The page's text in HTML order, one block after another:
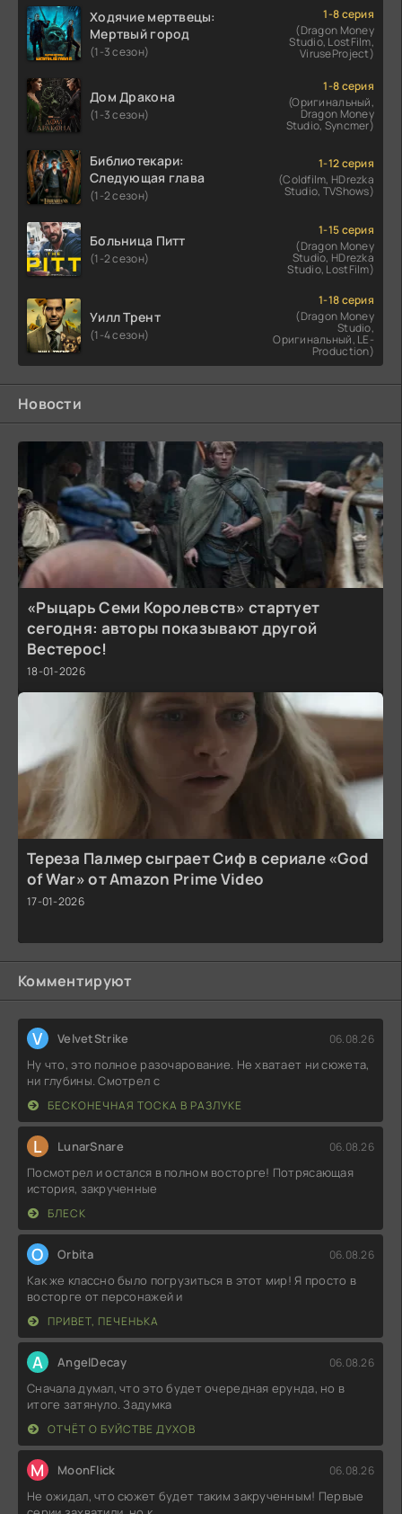
Ходячие мертвецы:
Мертвый город
(1-3 сезон)
1-8 серия
(Dragon Money
Studio, LostFilm,
ViruseProject)
Дом Дракона
(1-3 сезон)
1-8 серия
(Оригинальный,
Dragon Money
Studio, Syncmer)
Библиотекари:
Следующая глава
(1-2 сезон)
1-12 серия
(Coldfilm, HDrezka
Studio, TVShows)
Больница Питт
(1-2 сезон)
1-15 серия
(Dragon Money
Studio, HDrezka
Studio, LostFilm)
Уилл Трент
(1-4 сезон)
1-18 серия
(Dragon Money
Studio,
Оригинальный, LE-
Production)
Новости
«Рыцарь Семи Королевств» стартует
сегодня: авторы показывают другой
Вестерос!
18-01-2026
Тереза Палмер сыграет Сиф в сериале «God
of War» от Amazon Prime Video
17-01-2026
Комментируют
V VelvetStrike 06.08.26
Ну что, это полное разочарование. Не хватает ни сюжета,
ни глубины. Смотрел с
БЕСКОНЕЧНАЯ ТОСКА В РАЗЛУКЕ
L LunarSnare 06.08.26
Посмотрел и остался в полном восторге! Потрясающая
история, закрученные
БЛЕСК
O Orbita 06.08.26
Как же классно было погрузиться в этот мир! Я просто в
восторге от персонажей и
ПРИВЕТ, ПЕЧЕНЬКА
A AngelDecay 06.08.26
Сначала думал, что это будет очередная ерунда, но в
итоге затянуло. Задумка
ОТЧЁТ О БУЙСТВЕ ДУХОВ
M MoonFlick 06.08.26
Не ожидал, что сюжет будет таким закрученным! Первые